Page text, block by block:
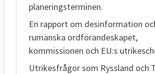
planeringsterminen.
En rapport om desinformation
rumänska ordförandeskapet,
kommissionen och EU:s
Utrikesfrågor som Ryssland och